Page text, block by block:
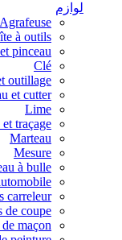
لوازم
Agrafeuse
à outils
pinceau
Clé
outillage
et cutter
Lime
traçage
Marteau
Mesure
à bulle
carreleur
de coupe
maçon